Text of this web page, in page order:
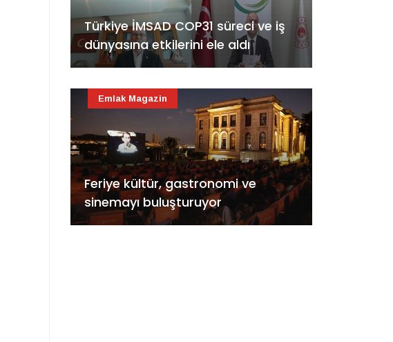
Türkiye İMSAD COP31 süreci ve iş
dünyasına etkilerini ele aldı
Feriye kültür, gastronomi ve
sinemayı buluşturuyor
Emlak Magazin